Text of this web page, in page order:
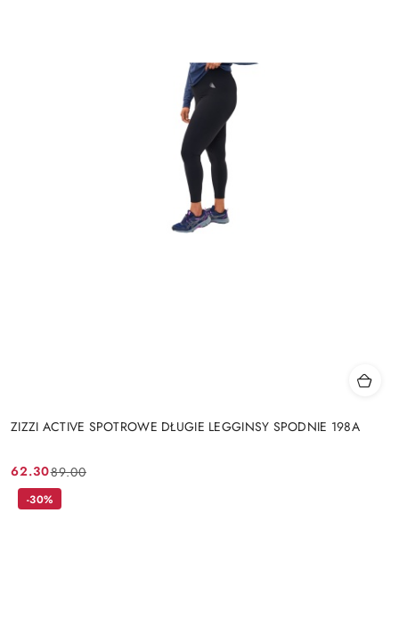
ZIZZI ACTIVE SPOTROWE DŁUGIE LEGGINSY SPODNIE 198A
Cena
promocyjna:
62.30
Cena
przed
89.00
-30%